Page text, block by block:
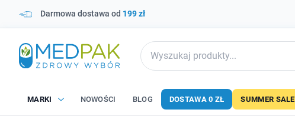
Darmowa dostawa od 199 zł
MARKI NOWOŚCI BLOG DOSTAWA 0 ZŁ SUMMER SALE